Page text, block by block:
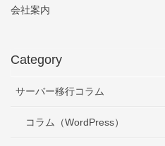
会社案内
Category
サーバー移行コラム
コラム（WordPress）